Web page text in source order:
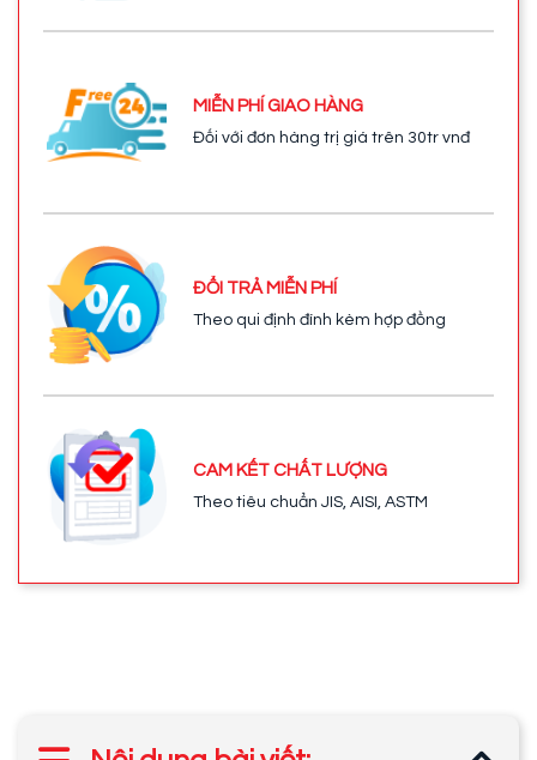
MIỄN PHÍ GIAO HÀNG
Đối với đơn hàng trị giá trên 30tr vnđ
ĐỔI TRẢ MIỄN PHÍ
Theo qui định đính kèm hợp đồng
CAM KẾT CHẤT LƯỢNG
Theo tiêu chuẩn JIS, AISI, ASTM